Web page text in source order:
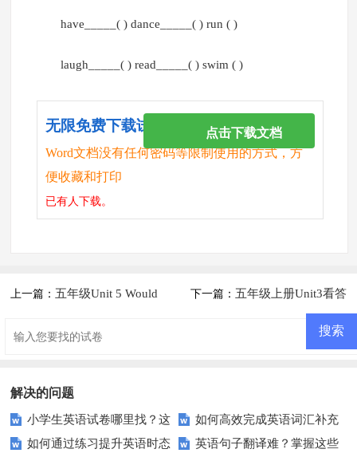
have_____( ) dance_____( ) run ( )
laugh_____( ) read_____( ) swim ( )
无限免费下载试卷
Word文档没有任何密码等限制使用的方式，方
便收藏和打印
已有人下载。
点击下载文档
上一篇： 五年级Unit 5 Would
练习题
下一篇： 五年级上册Unit3看答
解决的问题
小学生英语试卷哪里找？这
些优质资源别错过！
如何高效完成英语词汇补充
题？这里有你需要的所有技巧！
如何通过练习提升英语时态
英语句子翻译难？掌握这些